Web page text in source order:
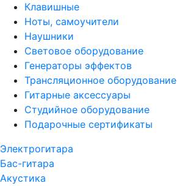
Клавишные
Ноты, самоучители
Наушники
Световое оборудование
Генераторы эффектов
Трансляционное оборудование
Гитарные аксессуары
Студийное оборудование
Подарочные сертификаты
Электрогитара
Бас-гитара
Акустика